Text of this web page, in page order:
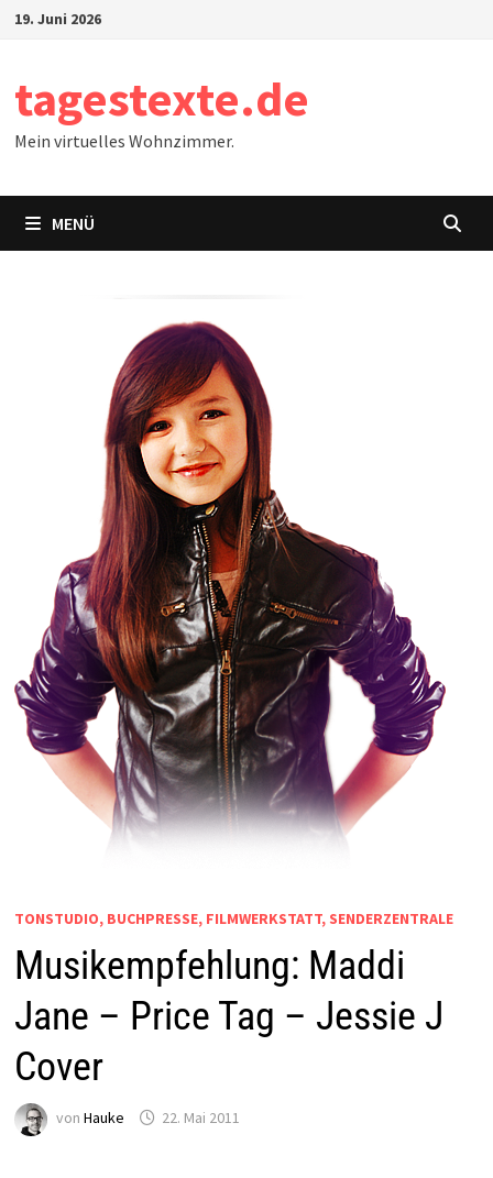
Zum19. Juni 2026
tagestexte.de
Mein virtuelles Wohnzimmer.
MENÜ
TONSTUDIO, BUCHPRESSE, FILMWERKSTATT, SENDERZENTRALE
Musikempfehlung: Maddi
Jane – Price Tag – Jessie J
Cover
von Hauke 22. Mai 2011